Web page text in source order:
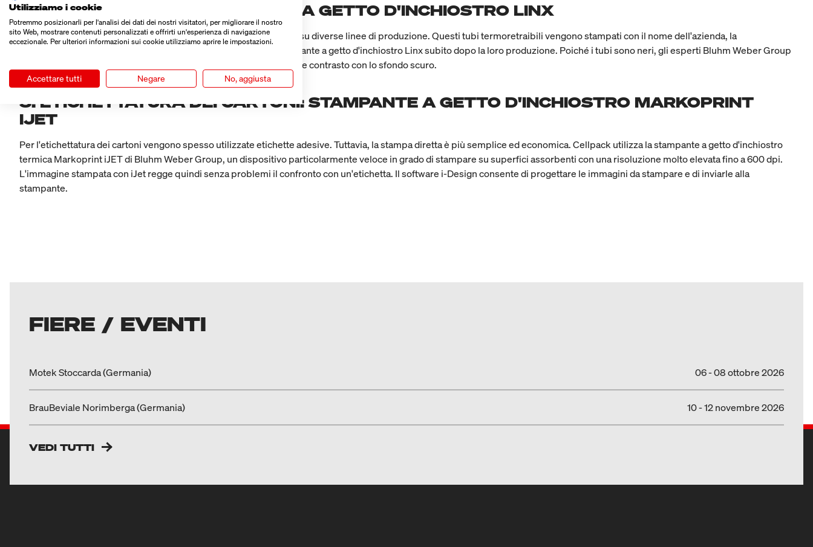
2. STAMPA DI TUBI: STAMPANTE A GETTO D'INCHIOSTRO LINX
Cellpack produce tubi termoretraibili per bassa e media tensione su diverse linee di produzione. Questi tubi termoretraibili vengono stampati con il nome dell'azienda, la
denominazione dell'articolo e il codice di produzione da una stampante a getto d'inchiostro Linx subito dopo la loro produzione. Poiché i tubi sono neri, gli esperti Bluhm Weber Group
hanno consigliato un inchiostro pigmentato bianco che crea un forte contrasto con lo sfondo scuro.
3. ETICHETTATURA DEI CARTONI: STAMPANTE A GETTO D'INCHIOSTRO MARKOPRINT
IJET
Per l'etichettatura dei cartoni vengono spesso utilizzate etichette adesive. Tuttavia, la stampa diretta è più semplice ed economica. Cellpack utilizza la stampante a getto d'inchiostro
termica Markoprint iJET di Bluhm Weber Group, un dispositivo particolarmente veloce in grado di stampare su superfici assorbenti con una risoluzione molto elevata fino a 600 dpi.
L'immagine stampata con iJet regge quindi senza problemi il confronto con un'etichetta. Il software i-Design consente di progettare le immagini da stampare e di inviarle alla
stampante.
FIERE / EVENTI
Motek Stoccarda (Germania) 06 - 08 ottobre 2026
BrauBeviale Norimberga (Germania) 10 - 12 novembre 2026
VEDI TUTTI
Utilizziamo i cookie
Potremmo posizionarli per l'analisi dei dati dei nostri visitatori, per migliorare il nostro
sito Web, mostrare contenuti personalizzati e offrirti un'esperienza di navigazione
eccezionale. Per ulteriori informazioni sui cookie utilizziamo aprire le impostazioni.
Accettare tutti Negare No, aggiusta